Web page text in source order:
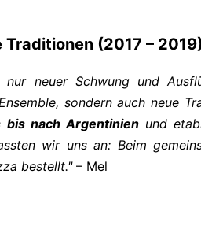
(2017 –
neuer Schwung und
sondern auch neue
bis nach Argentinienund
wir uns an: Beim
bestellt."– Mel